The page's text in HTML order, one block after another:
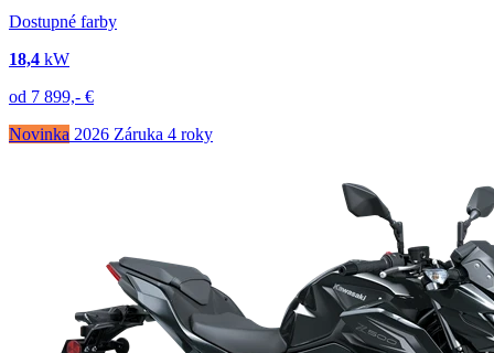
Dostupné farby
18,4 kW
od 7 899,- €
Novinka 2026 Záruka 4 roky